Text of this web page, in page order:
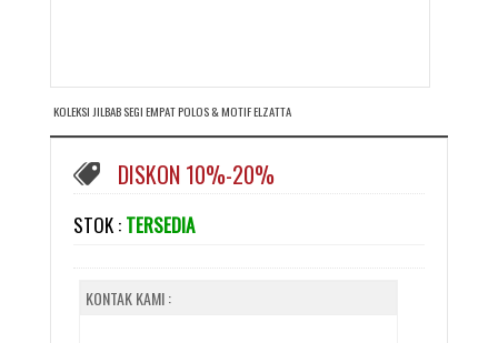
KOLEKSI JILBAB SEGI EMPAT POLOS & MOTIF ELZATTA
DISKON 10%-20%
STOK : TERSEDIA
KONTAK KAMI :